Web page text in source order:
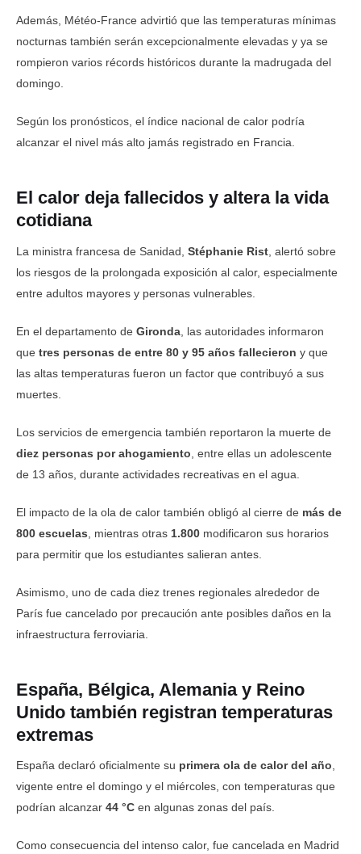
Además, Météo-France advirtió que las temperaturas mínimas
nocturnas también serán excepcionalmente elevadas y ya se
rompieron varios récords históricos durante la madrugada del
domingo.
Según los pronósticos, el índice nacional de calor podría
alcanzar el nivel más alto jamás registrado en Francia.
El calor deja fallecidos y altera la vida
cotidiana
La ministra francesa de Sanidad, Stéphanie Rist , alertó sobre
los riesgos de la prolongada exposición al calor, especialmente
entre adultos mayores y personas vulnerables.
En el departamento de Gironda , las autoridades informaron
que tres personas de entre 80 y 95 años fallecieron y que
las altas temperaturas fueron un factor que contribuyó a sus
muertes.
Los servicios de emergencia también reportaron la muerte de
diez personas por ahogamiento , entre ellas un adolescente
de 13 años, durante actividades recreativas en el agua.
El impacto de la ola de calor también obligó al cierre de más de
800 escuelas , mientras otras 1.800 modificaron sus horarios
para permitir que los estudiantes salieran antes.
Asimismo, uno de cada diez trenes regionales alrededor de
París fue cancelado por precaución ante posibles daños en la
infraestructura ferroviaria.
España, Bélgica, Alemania y Reino
Unido también registran temperaturas
extremas
España declaró oficialmente su primera ola de calor del año
vigente entre el domingo y el miércoles, con temperaturas que
podrían alcanzar 44 °C en algunas zonas del país.
Como consecuencia del intenso calor, fue cancelada en Madrid